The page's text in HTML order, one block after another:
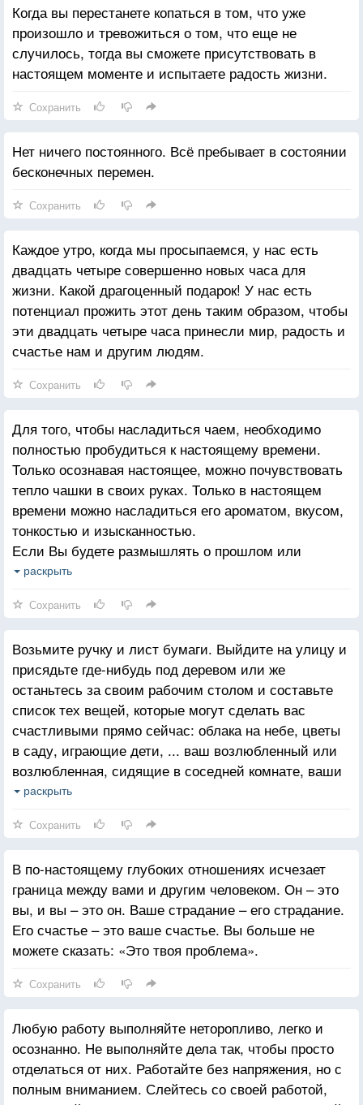
Когда вы перестанете копаться в том, что уже
произошло и тревожиться о том, что еще не
случилось, тогда вы сможете присутствовать в
настоящем моменте и испытаете радость жизни.
Сохранить
Нет ничего постоянного. Всё пребывает в состоянии
бесконечных перемен.
Сохранить
Каждое утро, когда мы просыпаемся, у нас есть
двадцать четыре совершенно новых часа для
жизни. Какой драгоценный подарок! У нас есть
потенциал прожить этот день таким образом, чтобы
эти двадцать четыре часа принесли мир, радость и
счастье нам и другим людям.
Сохранить
Для того, чтобы насладиться чаем, необходимо
полностью пробудиться к настоящему времени.
Только осознавая настоящее, можно почувствовать
тепло чашки в своих руках. Только в настоящем
времени можно насладиться его ароматом, вкусом,
тонкостью и изысканностью.
Если Вы будете размышлять о прошлом или
беспокоиться о будущем, то упустите опыт
но не замечать в ней чая. Жизнь точно такая же.
Если Вы не присутствуете в ней полностью, то она
будет проходить мимо. Вы упустите чувство,
аромат, краски и красоту жизни. Будет казаться, что
она ускользает от Вас. Прошлое закончилось.
Учитесь у него и отпускайте. Будущего даже еще и
нет. Стройте планы в отношении его, но не тратьте
свое время на беспокойство о нем. Тревоги о
будущем бесполезны.
раскрыть
Сохранить
Возьмите ручку и лист бумаги. Выйдите на улицу и
присядьте где-нибудь под деревом или же
останьтесь за своим рабочим столом и составьте
список тех вещей, которые могут сделать вас
счастливыми прямо сейчас: облака на небе, цветы
в саду, играющие дети, ... ваш возлюбленный или
возлюбленная, сидящие в соседней комнате, ваши
глаза, все еще обладающие хорошим зрением. Этот
всего, чтобы быть счастливыми сейчас. У вас
достаточно всего, чтобы быть свободными от
прихода и ухода, взлетов и падений, рождения и
смерти. Питайте себя каждый день чудесными
вещами, которые жизнь предлагает вам. Питайте
себя в здесь и сейчас.
раскрыть
Сохранить
В по-настоящему глубоких отношениях исчезает
граница между вами и другим человеком. Он – это
вы, и вы – это он. Ваше страдание – его страдание.
Его счастье – это ваше счастье. Вы больше не
можете сказать: «Это твоя проблема».
Сохранить
Любую работу выполняйте неторопливо, легко и
осознанно. Не выполняйте дела так, чтобы просто
отделаться от них. Работайте без напряжения, но с
полным вниманием. Слейтесь со своей работой,